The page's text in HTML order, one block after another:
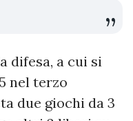
difesa, a cui si
nel terzo
due giochi da 3